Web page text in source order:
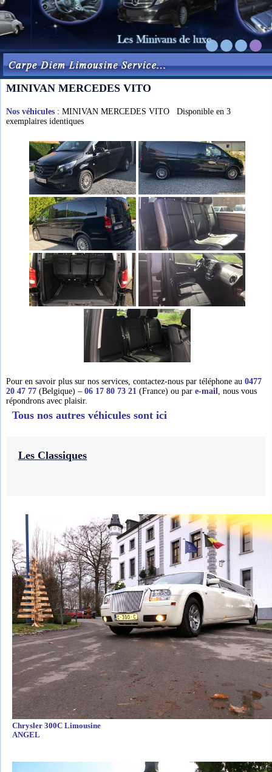
MINIVAN MERCEDES VITO
Nos véhicules : MINIVAN MERCEDES VITO Disponible en 3
exemplaires identiques
Pour en savoir plus sur nos services, contactez-nous par téléphone au 0477
20 47 77 (Belgique) – 06 17 80 73 21 (France) ou par e-mail, nous vous
répondrons avec plaisir.
Tous nos autres véhicules sont ici
Les Classiques
Chrysler 300C Limousine
ANGEL